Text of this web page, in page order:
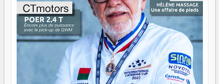
n'importe quel manuel. À Madagascar, la barque avance.
Il faut juste s'assurer que tout le monde rame dans le
même sens.